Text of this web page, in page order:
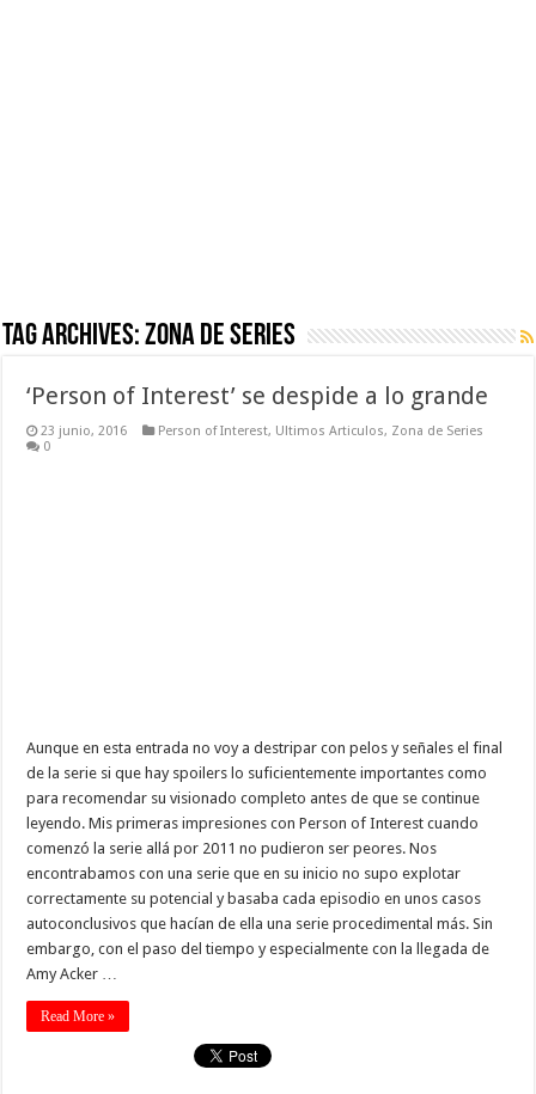
Tag Archives:Zona de Series
‘Person of Interest’ se despide a lo grande
23 junio, 2016 Person of Interest, Ultimos Articulos, Zona de Series
0
Aunque en esta entrada no voy a destripar con pelos y señales el final
de la serie si que hay spoilers lo suficientemente importantes como
para recomendar su visionado completo antes de que se continue
leyendo. Mis primeras impresiones con Person of Interest cuando
comenzó la serie allá por 2011 no pudieron ser peores. Nos
encontrabamos con una serie que en su inicio no supo explotar
correctamente su potencial y basaba cada episodio en unos casos
autoconclusivos que hacían de ella una serie procedimental más. Sin
embargo, con el paso del tiempo y especialmente con la llegada de
Amy Acker …
Read More »